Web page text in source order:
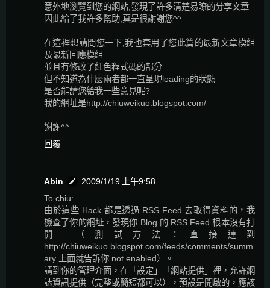
意外地瀏覽到您的網站,發現了許多清楚易瞭的分享文章
因此給了我許多幫助,真是很謝謝您^^
在這裡想請問您一下,我也套用了您此篇的最新文章模組
及最新回應模組
並且有修改了紅色程式碼的部分
但不知道為什麼兩者都一直呈現loading的狀態
是否能請您給我一些意見呢?
我的網址是http://chiuweikuo.blogspot.com/
謝謝^^
回覆
Abin
2009/1/19 上午9:58
To chiu:
由於這些 Hack 都是透過 RSS Feed 去取得資料的，我
檢查了你的網址，發現你 Blog 的 RSS Feed 根本沒有打
開 （測試方法：直接連到
http://chiuweikuo.blogspot.com/feeds/comments/summ
ary 上面就告訴你 not enabled）。
請到你的管理介面，在「設定」「網站提供」裡，允許網
誌資訊提供（完整或簡短都可以），預設是開啟的，應該